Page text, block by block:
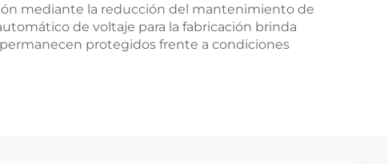
mediante la reducción del mantenimiento de
de voltaje para la fabricación brinda
protegidos frente a condiciones